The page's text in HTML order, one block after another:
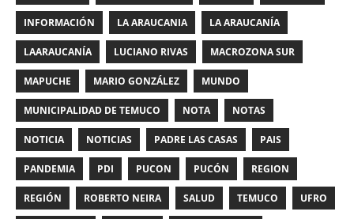
INFORMACIÓN LA ARAUCANIA LA ARAUCANÍA
LAARAUCANÍA LUCIANO RIVAS MACROZONA SUR
MAPUCHE MARIO GONZÁLEZ MUNDO
MUNICIPALIDAD DE TEMUCO NOTA NOTAS
NOTICIA NOTICIAS PADRE LAS CASAS PAIS
PANDEMIA PDI PUCON PUCÓN REGION
REGIÓN ROBERTO NEIRA SALUD TEMUCO UFRO